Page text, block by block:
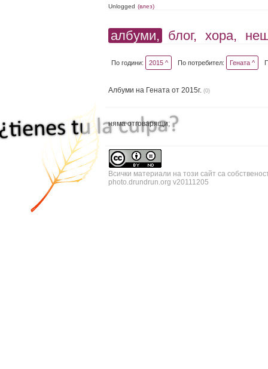
Unlogged (влез)
албуми, блог, хора,
По години: 2015 ^ По потребител: Гената ^
Албуми на Гената от 2015г. (0)
няма отговарящи;
Всички материали на този сайт са
photo.drundrun.org v20111205